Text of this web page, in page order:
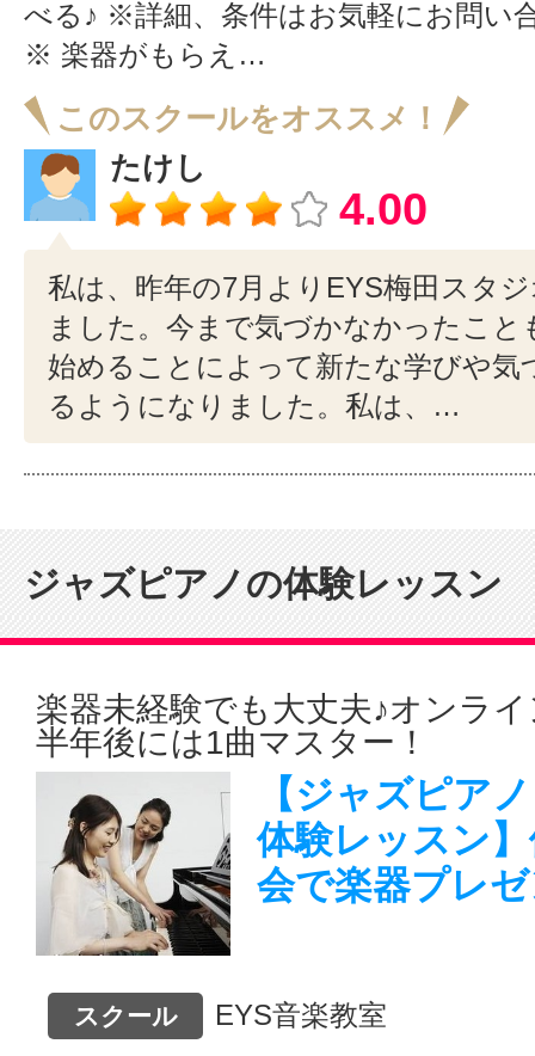
べる♪ ※詳細、条件はお気軽にお問い
※ 楽器がもらえ…
このスクールをオススメ！
たけし
4.00
私は、昨年の7月よりEYS梅田スタ
ました。今まで気づかなかったこと
始めることによって新たな学びや気
るようになりました。私は、…
ジャズピアノの体験レッスン
楽器未経験でも大丈夫♪オンラ
半年後には1曲マスター！
【ジャズピア
体験レッスン
会で楽器プレ
スクール EYS音楽教室